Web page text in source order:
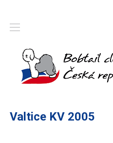
Valtice KV 2005